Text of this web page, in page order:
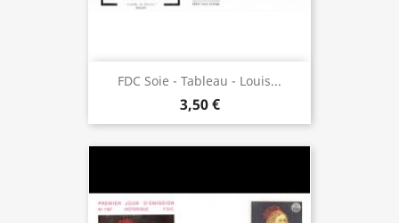
FDC Soie - Tableau - Louis...
3,50 €